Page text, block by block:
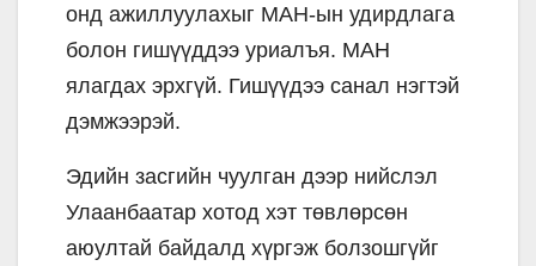
онд ажиллуулахыг МАН-ын удирдлага
болон гишүүддээ уриалъя. МАН
ялагдах эрхгүй. Гишүүдээ санал нэгтэй
дэмжээрэй.
Эдийн засгийн чуулган дээр нийслэл
Улаанбаатар хотод хэт төвлөрсөн
аюултай байдалд хүргэж болзошгүйг